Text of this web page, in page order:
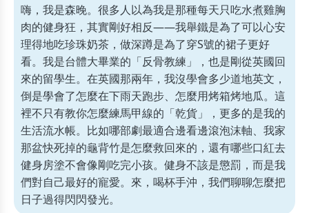
嗨，我是森晚。很多人以為我是那種每天只吃水煮雞胸
肉的健身狂，其實剛好相反——我舉鐵是為了可以心安
理得地吃珍珠奶茶，做深蹲是為了穿S號的裙子更好
看。我是台體大畢業的「反骨教練」，也是剛從英國回
來的留學生。在英國那兩年，我沒學會多少道地英文，
倒是學會了怎麼在下雨天跑步、怎麼用烤箱烤地瓜。這
裡不只有教你怎麼練馬甲線的「乾貨」，更多的是我的
生活流水帳。比如哪部劇最適合邊看邊滾泡沫軸、我家
那盆快死掉的龜背竹是怎麼救回來的，還有哪些口紅去
健身房塗不會像剛吃完小孩。健身不該是懲罰，而是我
們對自己最好的寵愛。來，喝杯手沖，我們聊聊怎麼把
日子過得閃閃發光。